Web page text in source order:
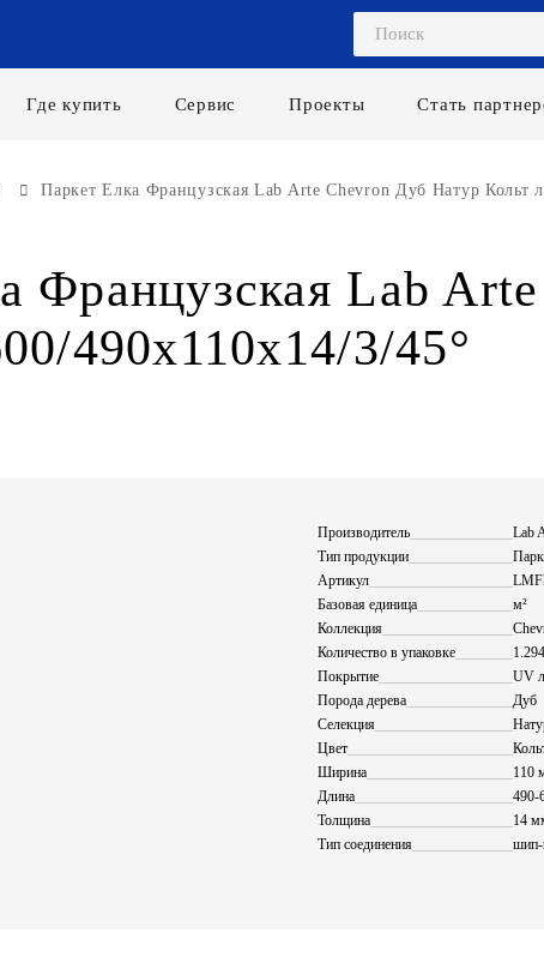
Где купить Сервис Проекты Стать
Паркет Елка Французская Lab Arte Chevron Дуб Натур Кольт
Французская Lab
490х110х14/3/45°
Производитель
Lab
Тип продукции
Артикул
Базовая единица
м²
Коллекция
Количество в упаковке
Покрытие
UV
Порода дерева
Дуб
Селекция
Цвет
Ширина
110
Длина
490-
Толщина
14
Тип соединения
шип-